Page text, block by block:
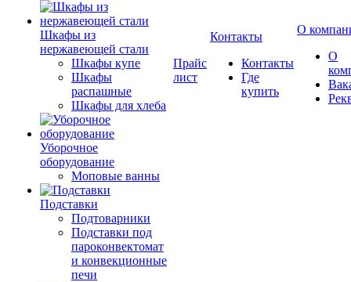
Шкафы из
нержавеющей стали
Шкафы купе
Шкафы
распашные
Шкафы для хлеба
Уборочное
оборудование
Моповые ванны
Подставки
Подтоварники
Подставки под
пароконвектомат
и конвекционные
печи
Прайс
лист
Контакты
Контакты
Где
купить
О
О